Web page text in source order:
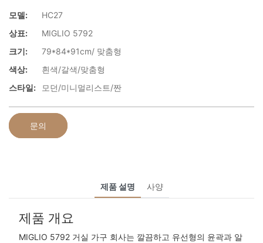
모델:
HC27
상표:
MIGLIO 5792
크기:
79*84*91cm/ 맞춤형
색상:
흰색/갈색/맞춤형
스타일:
모던/미니멀리스트/짠
문의
제품 설명 사양
제품 개요
MIGLIO 5792 거실 가구 회사는 깔끔하고 유선형의 윤곽과 알